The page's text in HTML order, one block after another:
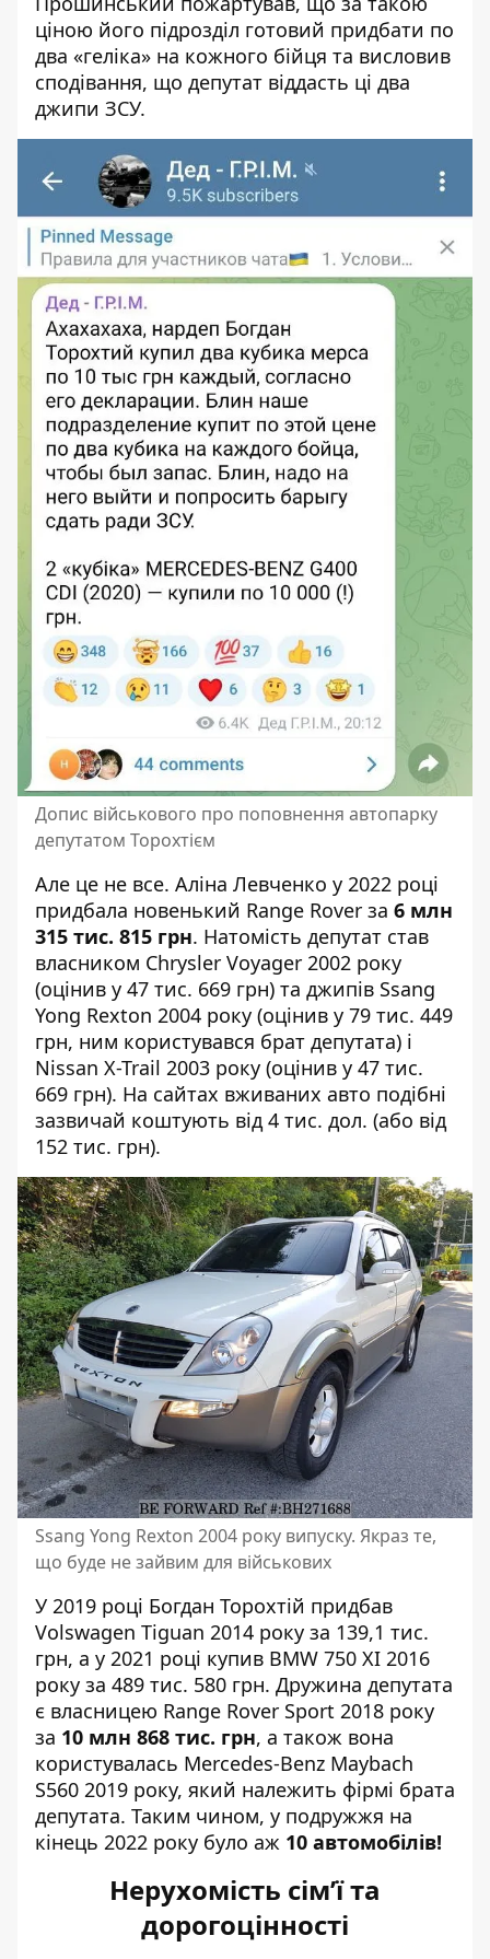
ціною його підрозділ готовий придбати по
два «геліка» на кожного бійця та висловив
сподівання, що депутат віддасть ці два
джипи ЗСУ.
Допис військового про поповнення автопарку
депутатом Торохтієм
Але це не все. Аліна Левченко у 2022 році
придбала новенький Range Rover за 6 млн
315 тис. 815 грн. Натомість депутат став
власником Chrysler Voyager 2002 року
(оцінив у 47 тис. 669 грн) та джипів Ssang
Yong Rexton 2004 року (оцінив у 79 тис. 449
грн, ним користувався брат депутата) і
Nissan X-Trail 2003 року (оцінив у 47 тис.
669 грн). На сайтах вживаних авто подібні
зазвичай коштують від 4 тис. дол. (або від
152 тис. грн).
Ssang Yong Rexton 2004 року випуску. Якраз те,
що буде не зайвим для військових
У 2019 році Богдан Торохтій придбав
Volswagen Tiguan 2014 року за 139,1 тис.
грн, а у 2021 році купив BMW 750 XI 2016
року за 489 тис. 580 грн. Дружина депутата
є власницею Range Rover Sport 2018 року
за 10 млн 868 тис. грн, а також вона
користувалась Mercedes-Benz Maybach
S560 2019 року, який належить фірмі брата
депутата. Таким чином, у подружжя на
кінець 2022 року було аж 10 автомобілів!
Нерухомість сім’ї та
дорогоцінності